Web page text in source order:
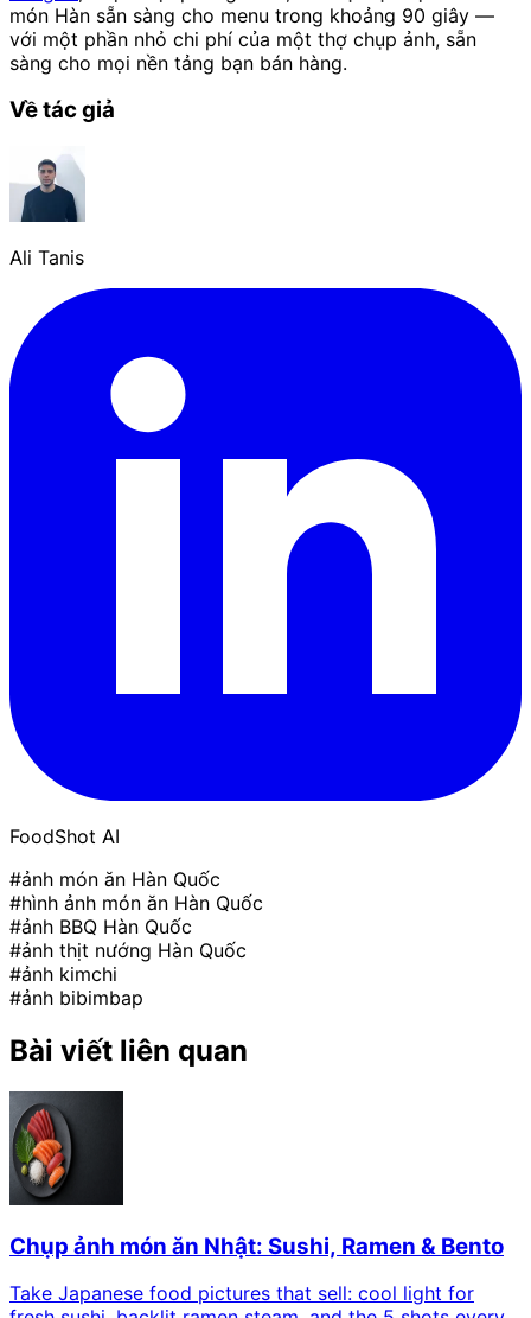
món Hàn sẵn sàng cho menu trong khoảng 90 giây —
với một phần nhỏ chi phí của một thợ chụp ảnh, sẵn
sàng cho mọi nền tảng bạn bán hàng.
Về tác giả
Ali Tanis
FoodShot AI
#ảnh món ăn Hàn Quốc
#hình ảnh món ăn Hàn Quốc
#ảnh BBQ Hàn Quốc
#ảnh thịt nướng Hàn Quốc
#ảnh kimchi
#ảnh bibimbap
Bài viết liên quan
Chụp ảnh món ăn Nhật: Sushi, Ramen & Bento
Take Japanese food pictures that sell: cool light for